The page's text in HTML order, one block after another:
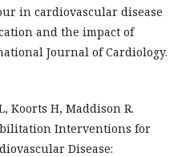
in cardiovascular disease
and the impact of
Journal of Cardiology.
Koorts H, Maddison R.
Interventions for
Disease: